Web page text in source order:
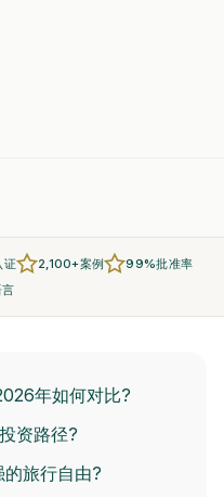
证 2,100+案例
99%批准率
年如何对比?
资路径?
旅行自由?